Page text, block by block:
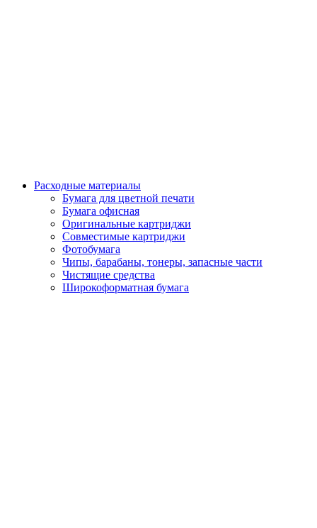
Расходные материалы
Бумага для цветной печати
Бумага офисная
Оригинальные картриджи
Совместимые картриджи
Фотобумага
Чипы, барабаны, тонеры, запасные части
Чистящие средства
Широкоформатная бумага